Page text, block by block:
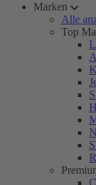
Marken
Alle
Top